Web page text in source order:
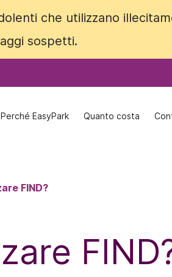
che utilizzano
sospetti.
Perché EasyPark Quanto costa
che utilizzano
sospetti.
Perché EasyPark Quanto costa
FIND?